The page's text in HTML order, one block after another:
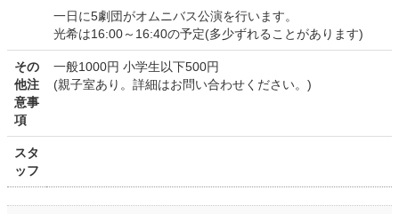
一日に5劇団がオムニバス公演を行います。
光希は16:00～16:40の予定(多少ずれることがあります)
その
他注
意事
項
一般1000円 小学生以下500円
(親子室あり。詳細はお問い合わせください。)
スタ
ッフ